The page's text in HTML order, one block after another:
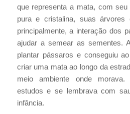
que representa a mata, com
pura e cristalina, suas
principalmente, a interação dos
ajudar a semear as sementes.
plantar pássaros e conseguiu
criar uma mata ao longo da
meio ambiente onde
estudos e se lembrava com
infância.